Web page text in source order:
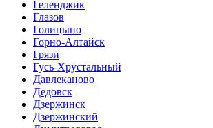
Геленджик
Глазов
Голицыно
Горно-Алтайск
Грязи
Гусь-Хрустальный
Давлеканово
Дедовск
Дзержинск
Дзержинский